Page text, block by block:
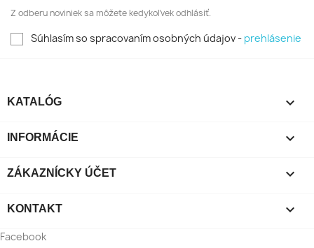
Z odberu noviniek sa môžete kedykoľvek odhlásiť.
Súhlasím so spracovaním osobných údajov - prehlásenie
KATALÓG 
INFORMÁCIE 
ZÁKAZNÍCKY ÚČET 
KONTAKT 
Facebook